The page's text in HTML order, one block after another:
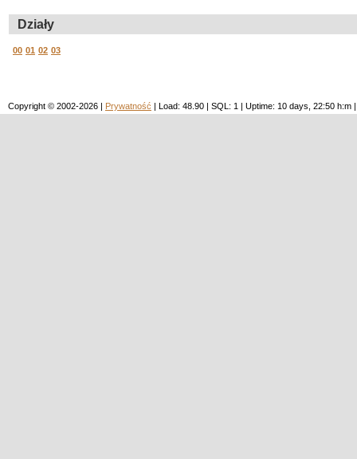
Działy
00 01 02 03
Copyright © 2002-2026 | Prywatność | Load: 48.90 | SQL: 1 | Uptime: 10 days, 22:50